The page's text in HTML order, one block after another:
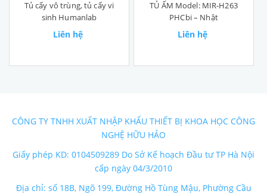
Tủ cấy vô trùng, tủ cấy vi
sinh Humanlab
Liên hệ
TỦ ẤM Model: MIR-H263
PHCbi – Nhật
Liên hệ
CÔNG TY TNHH XUẤT NHẬP KHẨU THIẾT BỊ KHOA HỌC CÔNG
NGHỆ HỮU HẢO
Giấy phép KD: 0104509289 Do Sở Kế hoạch Đầu tư TP Hà Nội
cấp ngày 04/3/2010
Địa chỉ: số 18B, Ngõ 199, Đường Hồ Tùng Mậu, Phường Cầu